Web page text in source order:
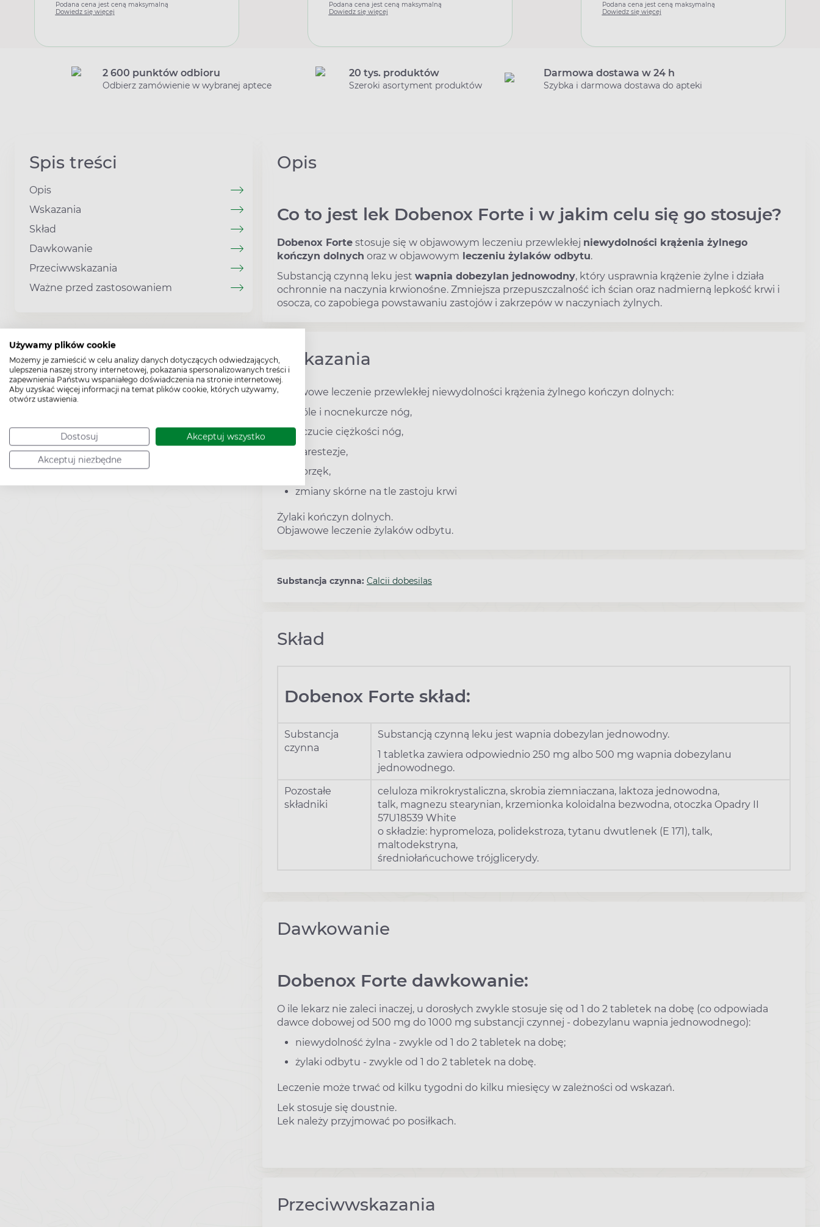
Używamy plików cookie
Możemy je zamieścić w celu analizy danych dotyczących odwiedzających,
ulepszenia naszej strony internetowej, pokazania spersonalizowanych treści i
zapewnienia Państwu wspaniałego doświadczenia na stronie internetowej.
Aby uzyskać więcej informacji na temat plików cookie, których używamy,
otwórz ustawienia.
Dostosuj Akceptuj wszystko
Akceptuj niezbędne
Podana cena jest ceną maksymalną
Dowiedz się więcej
Podana cena jest ceną maksymalną
Dowiedz się więcej
Podana cena jest ceną maksymalną
Dowiedz się więcej
2 600 punktów odbioru
Odbierz zamówienie w wybranej aptece
20 tys. produktów
Szeroki asortyment produktów
Darmowa dostawa w 24 h
Szybka i darmowa dostawa do apteki
Spis treści
Opis
Wskazania
Skład
Dawkowanie
Przeciwwskazania
Ważne przed zastosowaniem
Opis
Co to jest lek Dobenox Forte i w jakim celu się go stosuje?
Dobenox Forte stosuje się w objawowym leczeniu przewlekłej niewydolności krążenia żylnego
kończyn dolnych oraz w objawowym leczeniu żylaków odbytu.
Substancją czynną leku jest wapnia dobezylan jednowodny, który usprawnia krążenie żylne i działa
ochronnie na naczynia krwionośne. Zmniejsza przepuszczalność ich ścian oraz nadmierną lepkość krwi i
osocza, co zapobiega powstawaniu zastojów i zakrzepów w naczyniach żylnych.
Wskazania
Objawowe leczenie przewlekłej niewydolności krążenia żylnego kończyn dolnych:
bóle i nocnekurcze nóg,
uczucie ciężkości nóg,
parestezje,
obrzęk,
zmiany skórne na tle zastoju krwi
Żylaki kończyn dolnych.
Objawowe leczenie żylaków odbytu.
Substancja czynna: Calcii dobesilas
Skład
Dobenox Forte skład:
Substancja
czynna
Substancją czynną leku jest wapnia dobezylan jednowodny.
1 tabletka zawiera odpowiednio 250 mg albo 500 mg wapnia dobezylanu
jednowodnego.
Pozostałe
składniki
celuloza mikrokrystaliczna, skrobia ziemniaczana, laktoza jednowodna,
talk, magnezu stearynian, krzemionka koloidalna bezwodna, otoczka Opadry II
57U18539 White
o składzie: hypromeloza, polidekstroza, tytanu dwutlenek (E 171), talk,
maltodekstryna,
średniołańcuchowe trójglicerydy.
Dawkowanie
Dobenox Forte dawkowanie:
O ile lekarz nie zaleci inaczej, u dorosłych zwykle stosuje się od 1 do 2 tabletek na dobę (co odpowiada
dawce dobowej od 500 mg do 1000 mg substancji czynnej - dobezylanu wapnia jednowodnego):
niewydolność żylna - zwykle od 1 do 2 tabletek na dobę;
żylaki odbytu - zwykle od 1 do 2 tabletek na dobę.
Leczenie może trwać od kilku tygodni do kilku miesięcy w zależności od wskazań.
Lek stosuje się doustnie.
Lek należy przyjmować po posiłkach.
Przeciwwskazania